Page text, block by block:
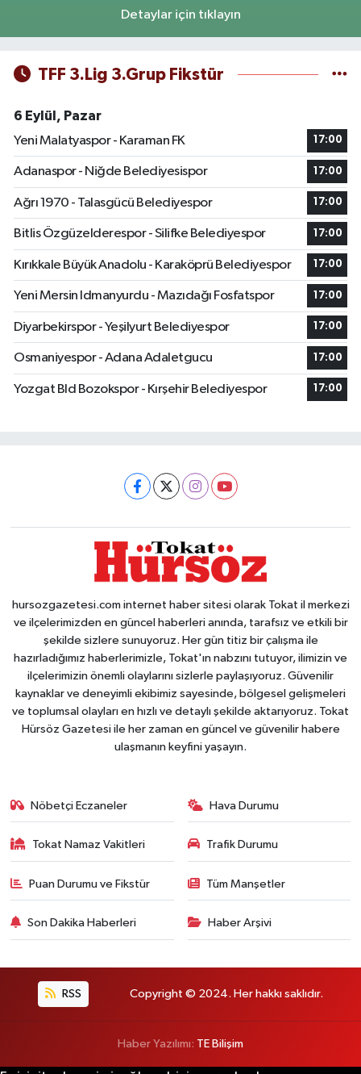
Detaylar için tıklayın
TFF 3.Lig 3.Grup Fikstür
6 Eylül, Pazar
Yeni Malatyaspor - Karaman FK
17:00
Adanaspor - Niğde Belediyesispor 17:00
Ağrı 1970 - Talasgücü Belediyespor 17:00
Bitlis Özgüzelderespor - Silifke Belediyespor 17:00
Kırıkkale Büyük Anadolu - Karaköprü Belediyespor 17:00
Yeni Mersin Idmanyurdu - Mazıdağı Fosfatspor 17:00
Diyarbekirspor - Yeşilyurt Belediyespor 17:00
Osmaniyespor - Adana Adaletgucu 17:00
Yozgat Bld Bozokspor - Kırşehir Belediyespor 17:00
hursozgazetesi.com internet haber sitesi olarak Tokat il merkezi
ve ilçelerimizden en güncel haberleri anında, tarafsız ve etkili bir
şekilde sizlere sunuyoruz. Her gün titiz bir çalışma ile
hazırladığımız haberlerimizle, Tokat'ın nabzını tutuyor, ilimizin ve
ilçelerimizin önemli olaylarını sizlerle paylaşıyoruz. Güvenilir
kaynaklar ve deneyimli ekibimiz sayesinde, bölgesel gelişmeleri
ve toplumsal olayları en hızlı ve detaylı şekilde aktarıyoruz. Tokat
Hürsöz Gazetesi ile her zaman en güncel ve güvenilir habere
ulaşmanın keyfini yaşayın.
Nöbetçi Eczaneler Hava Durumu
Tokat Namaz Vakitleri Trafik Durumu
Puan Durumu ve Fikstür Tüm Manşetler
Son Dakika Haberleri Haber Arşivi
RSS Copyright © 2024. Her hakkı saklıdır.
Haber Yazılımı: TE Bilişim